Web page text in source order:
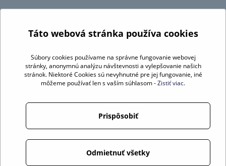
Platinový partner:
Získaná dotácia od:
Táto webová stránka používa cookies
Súbory cookies používame na správne fungovanie webovej
stránky, anonymnú analýzu návštevnosti a vylepšovanie našich
stránok. Niektoré Cookies sú nevyhnutné pre jej fungovanie, iné
môžeme používať len s vaším súhlasom -Zistiť viac.
Prispôsobiť
Odmietnuť všetky